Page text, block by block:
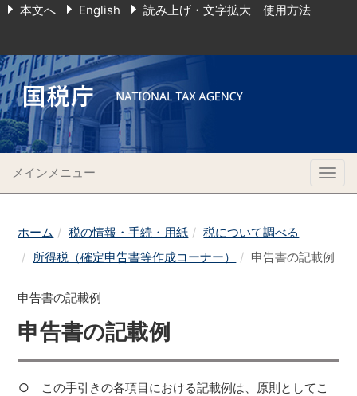
本文へ English 読み上げ・文字拡大 使用方法
メインメニュー
ホーム 税の情報・手続・用紙
税について調べる
所得税（確定申告書等作成コーナー）
申告書の記載例
申告書の記載例
申告書の記載例
○ この手引きの各項目における記載例は、原則としてこ